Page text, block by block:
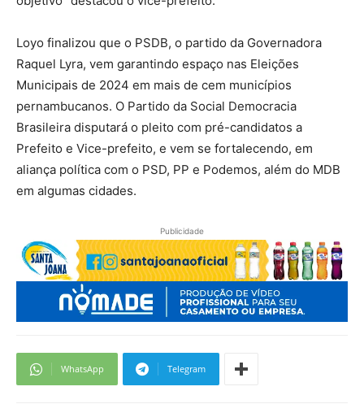
Loyo finalizou que o PSDB, o partido da Governadora
Raquel Lyra, vem garantindo espaço nas Eleições
Municipais de 2024 em mais de cem municípios
pernambucanos. O Partido da Social Democracia
Brasileira disputará o pleito com pré-candidatos a
Prefeito e Vice-prefeito, e vem se fortalecendo, em
aliança política com o PSD, PP e Podemos, além do MDB
em algumas cidades.
Publicidade
WhatsApp Telegram